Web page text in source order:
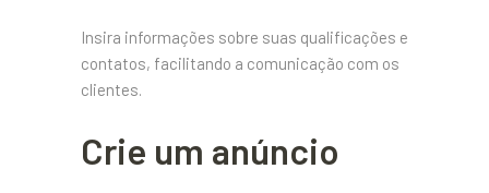
Insira informações sobre suas qualificações e
contatos, facilitando a comunicação com os
clientes.
Crie um anúncio